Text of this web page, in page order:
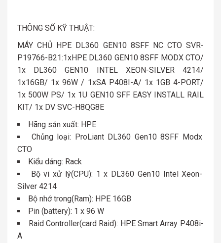
THÔNG SỐ KỸ THUẬT:
MÁY CHỦ HPE DL360 GEN10 8SFF NC CTO SVR-
P19766-B21:1xHPE DL360 GEN10 8SFF MODX CTO/
1x DL360 GEN10 INTEL XEON-SILVER 4214/
1x16GB/ 1x 96W / 1xSA P408I-A/ 1x 1GB 4-PORT/
1x 500W PS/ 1x 1U GEN10 SFF EASY INSTALL RAIL
KIT/ 1x DV SVC-H8QG8E
Hãng sản xuất: HPE
Chủng loại: ProLiant DL360 Gen10 8SFF Modx
CTO
Kiểu dáng: Rack
Bộ vi xử lý(CPU): 1 x DL360 Gen10 Intel Xeon-
Silver 4214
Bộ nhớ trong(Ram): HPE 16GB
Pin (battery): 1 x 96 W
Raid Controller(card Raid): HPE Smart Array P408i-
A